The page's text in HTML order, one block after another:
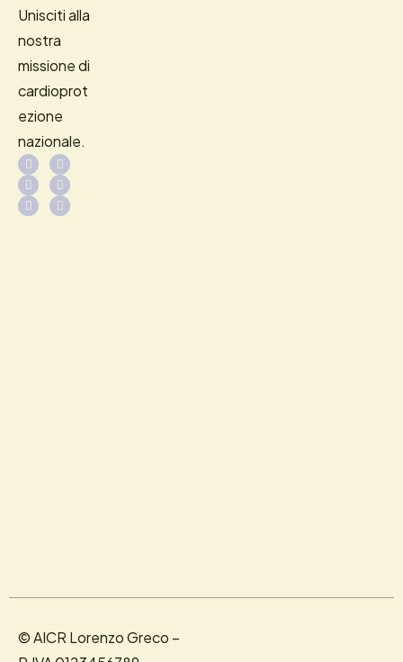
Unisciti alla
nostra
missione di
cardioprot
ezione
nazionale.
© AICR Lorenzo Greco –